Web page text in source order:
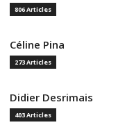
806 Articles
Céline Pina
273 Articles
Didier Desrimais
403 Articles